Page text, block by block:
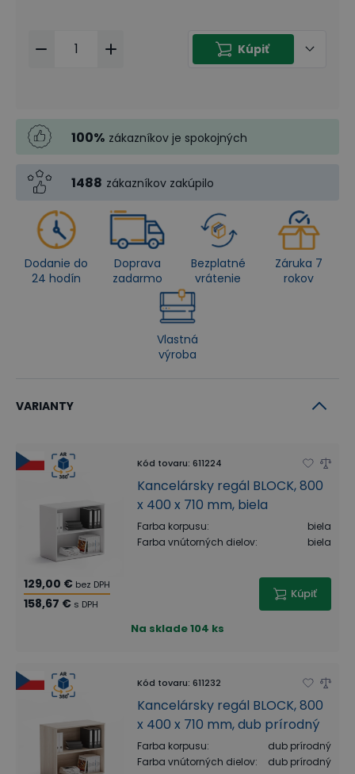
Kúpiť
100% zákazníkov je spokojných
1488 zákazníkov zakúpilo
Dodanie do
24 hodín
Doprava
zadarmo
Bezplatné
vrátenie
Záruka 7
rokov
Vlastná
výroba
VARIANTY
Kód tovaru: 611224
Kancelársky regál BLOCK, 800
x 400 x 710 mm, biela
Farba korpusu:
biela
Farba vnútorných dielov: biela
129,00 € bez DPH
158,67 € s DPH
Kúpiť
Na sklade104 ks
Kód tovaru: 611232
Kancelársky regál BLOCK, 800
x 400 x 710 mm, dub prírodný
Farba korpusu:
dub prírodný
Farba vnútorných dielov: dub prírodný